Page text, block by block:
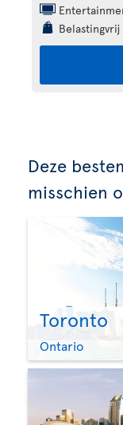
Deze
misschien
Toronto
Ontario